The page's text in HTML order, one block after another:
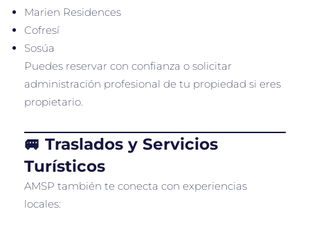
Marien Residences
Cofresí
Sosúa
Puedes reservar con confianza o solicitar
administración profesional de tu propiedad si eres
propietario.
🚐 Traslados y Servicios
Turísticos
AMSP también te conecta con experiencias
locales: